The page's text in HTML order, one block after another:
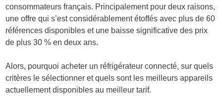
consommateurs français. Principalement pour deux raisons,
une offre qui s’est considérablement étoffés avec plus de 60
références disponibles et une baisse significative des prix
de plus 30 % en deux ans.
Alors, pourquoi acheter un réfrigérateur connecté, sur quels
critères le sélectionner et quels sont les meilleurs appareils
actuellement disponibles au meilleur tarif.